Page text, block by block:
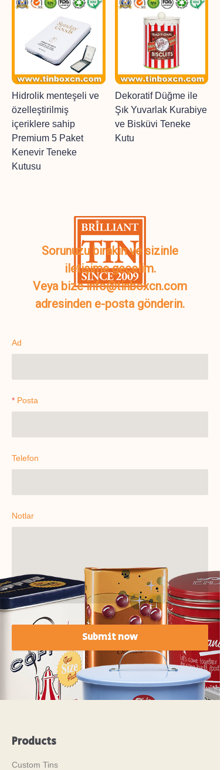
Hidrolik menteşeli ve
özelleştirilmiş
içeriklere sahip
Premium 5 Paket
Kenevir Teneke
Kutusu
Dekoratif Düğme ile
Şık Yuvarlak Kurabiye
ve Bisküvi Teneke
Kutu
Sorunuzu bırakın ve sizinle
iletişime geçelim.
Veya bize info@tinboxcn.com
adresinden e-posta gönderin.
Ad
Posta
Telefon
Notlar
Submit now
Products
Custom Tins